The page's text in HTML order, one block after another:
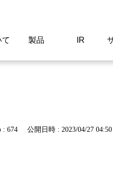
製品 IR
: 674 公開日時 : 2023/04/27 04:50